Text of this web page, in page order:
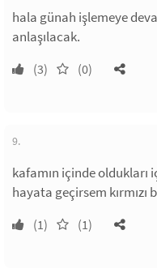
hala günah işlemeye
anlaşılacak.
(3) (0)
9.
kafamın içinde
hayata geçirsem kırmızı
(1) (1)